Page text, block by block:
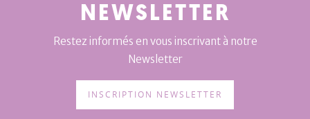
NEWSLETTER
Restez informés en vous inscrivant à notre
Newsletter
INSCRIPTION NEWSLETTER